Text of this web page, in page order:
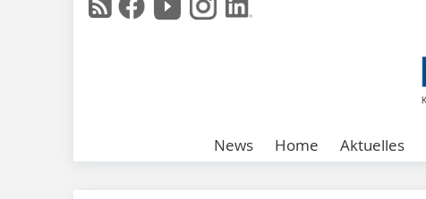
News Home Aktuelles